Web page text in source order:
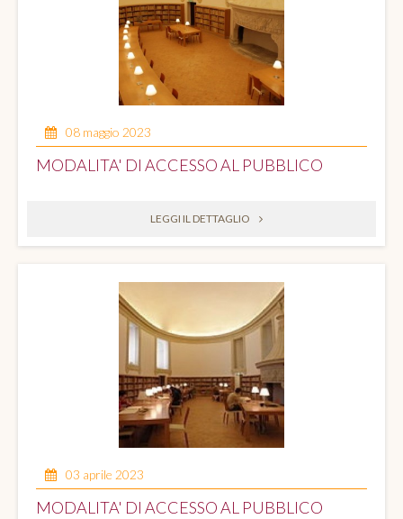
08 maggio 2023
MODALITA' DI ACCESSO AL PUBBLICO
LEGGI IL DETTAGLIO
03 aprile 2023
MODALITA' DI ACCESSO AL PUBBLICO